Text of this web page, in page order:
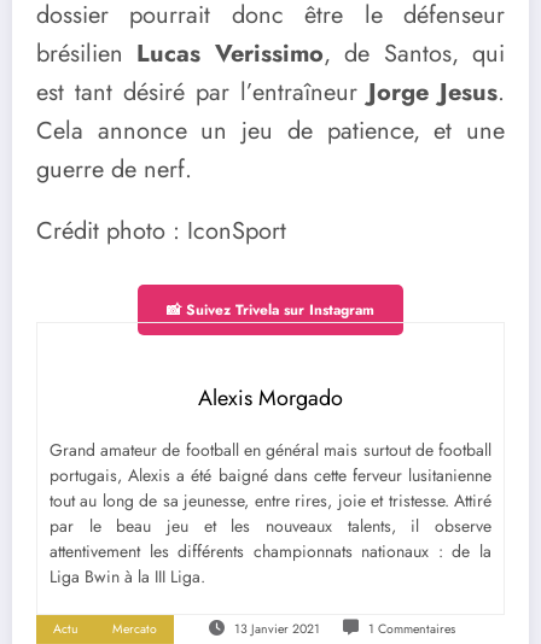
dossier pourrait donc être le défenseur
brésilien Lucas Verissimo, de Santos, qui
est tant désiré par l’entraîneurJorge Jesus.
Cela annonce un jeu de patience, et une
guerre de nerf.
Crédit photo : IconSport
📸 Suivez Trivela sur Instagram
Alexis Morgado
Grand amateur de football en général mais surtout de football
portugais, Alexis a été baigné dans cette ferveur lusitanienne
tout au long de sa jeunesse, entre rires, joie et tristesse. Attiré
par le beau jeu et les nouveaux talents, il observe
attentivement les différents championnats nationaux : de la
Liga Bwin à la III Liga.
Actu Mercato 13 Janvier 2021 1 Commentaires